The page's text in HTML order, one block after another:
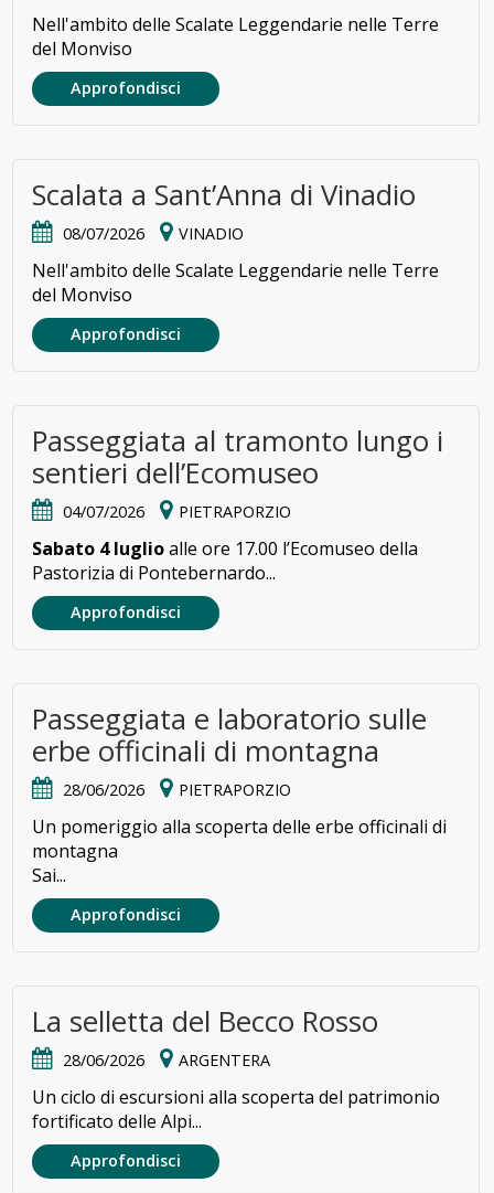
Nell'ambito delle Scalate Leggendarie nelle Terre
del Monviso
Approfondisci
Scalata a Sant’Anna di Vinadio
08/07/2026 VINADIO
Nell'ambito delle Scalate Leggendarie nelle Terre
del Monviso
Approfondisci
Passeggiata al tramonto lungo i
sentieri dell’Ecomuseo
04/07/2026 PIETRAPORZIO
Sabato 4 luglioalle ore 17.00 l’Ecomuseo della
Pastorizia di Pontebernardo...
Approfondisci
Passeggiata e laboratorio sulle
erbe officinali di montagna
28/06/2026 PIETRAPORZIO
Un pomeriggio alla scoperta delle erbe officinali di
montagna
Sai...
Approfondisci
La selletta del Becco Rosso
28/06/2026 ARGENTERA
Un ciclo di escursioni alla scoperta del patrimonio
fortificato delle Alpi...
Approfondisci